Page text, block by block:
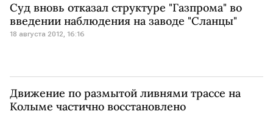
Суд вновь отказал структуре "Газпрома" во
введении наблюдения на заводе "Сланцы"
18 августа 2012, 16:16
Движение по размытой ливнями трассе на
Колыме частично восстановлено